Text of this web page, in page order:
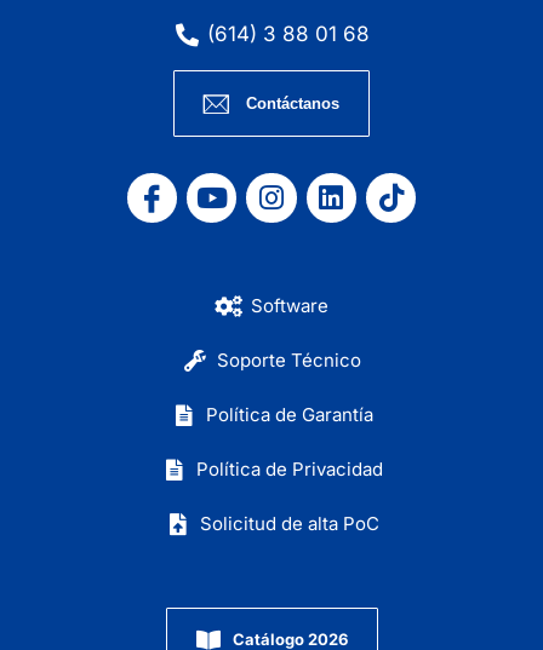
(614) 3 88 01 68
Contáctanos
Software
Soporte Técnico
Política de Garantía
Política de Privacidad
Solicitud de alta PoC
Catálogo 2026